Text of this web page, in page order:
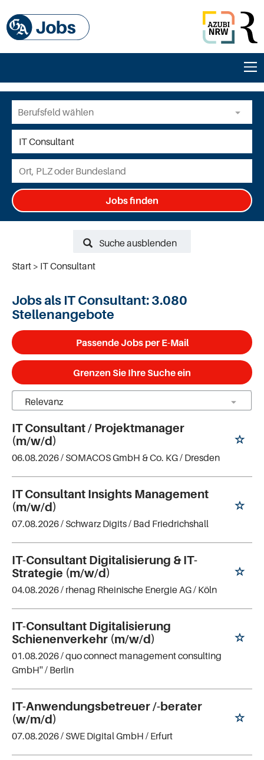
Jobs finden
Suche ausblenden
Start
IT Consultant
Jobs als IT Consultant:3.080
Stellenangebote
Passende Jobs per E-Mail
Grenzen Sie Ihre Suche ein
IT Consultant / Projektmanager
(m/w/d)
06.08.2026 / SOMACOS GmbH & Co. KG/ Dresden
IT Consultant Insights Management
(m/w/d)
07.08.2026 / Schwarz Digits/ Bad Friedrichshall
IT-Consultant Digitalisierung & IT-
Strategie (m/w/d)
04.08.2026 / rhenag Rheinische Energie AG/ Köln
IT-Consultant Digitalisierung
Schienenverkehr (m/w/d)
01.08.2026 /quo connect management consulting
GmbH'' / Berlin
IT-Anwendungsbetreuer /-berater
(w/m/d)
07.08.2026 / SWE Digital GmbH / Erfurt